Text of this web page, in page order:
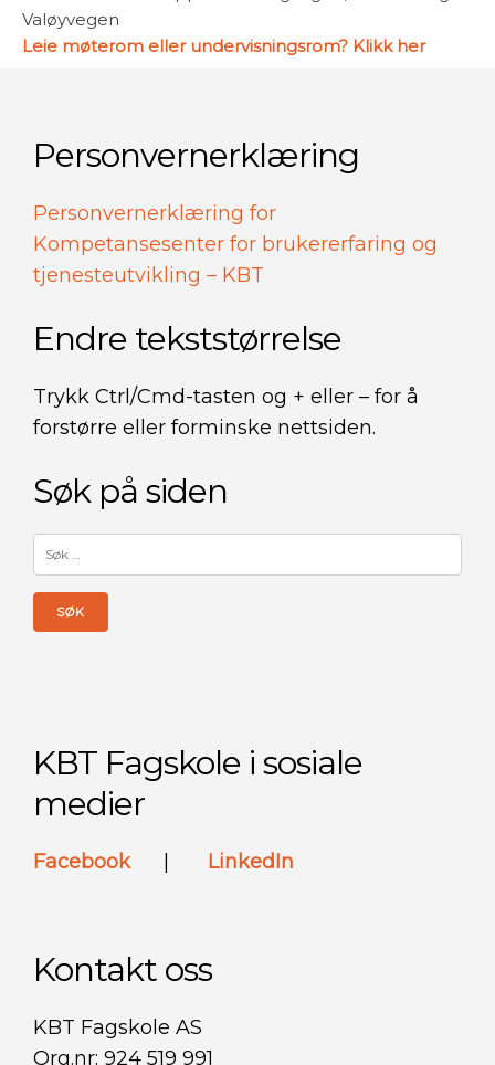
Valøyvegen
Leie møterom eller undervisningsrom? Klikk her
Personvernerklæring
Personvernerklæring for
Kompetansesenter for brukererfaring og
tjenesteutvikling – KBT
Endre tekststørrelse
Trykk Ctrl/Cmd-tasten og + eller – for å
forstørre eller forminske nettsiden.
Søk på siden
etter:
KBT Fagskole i sosiale
medier
Facebook LinkedIn
Kontakt oss
KBT Fagskole AS
Org.nr: 924 519 991